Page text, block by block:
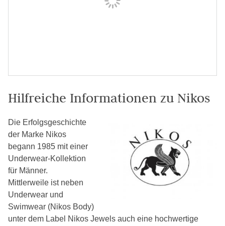
Hilfreiche Informationen zu Nikos
Die Erfolgsgeschichte
der Marke Nikos
begann 1985 mit einer
Underwear-Kollektion
für Männer.
Mittlerweile ist neben
Underwear und
Swimwear (Nikos Body)
unter dem Label Nikos Jewels auch eine hochwertige